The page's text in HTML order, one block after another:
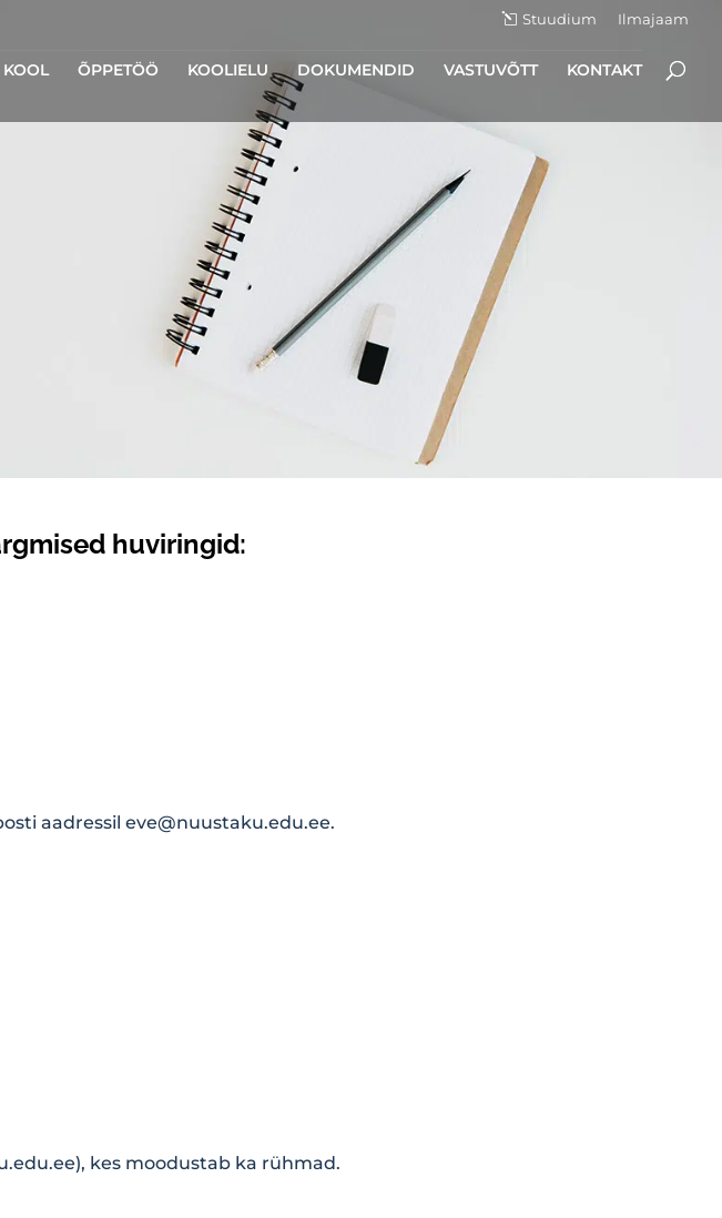
Stuudium Ilmajaam
KOOL ÕPPETÖÖ KOOLIELU DOKUMENDID VASTUVÕTT KONTAKT
huviringid:
aadressileve@nuustaku.edu.ee.
), kes moodustab ka rühmad.